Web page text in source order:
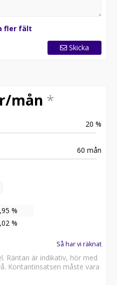
fler fält
Skicka
mån *
20 %
60 mån
%
%
Så har vi räknat
Räntan är indikativ, hör med
Kontantinsatsen måste vara